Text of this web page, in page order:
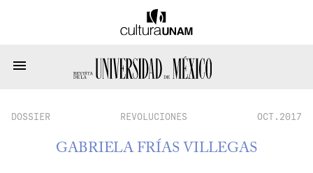
DOSSIER REVOLUCIONES OCT.2017
GABRIELA FRÍAS VILLEGAS